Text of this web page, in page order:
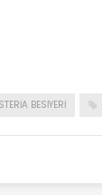
BESIYERI